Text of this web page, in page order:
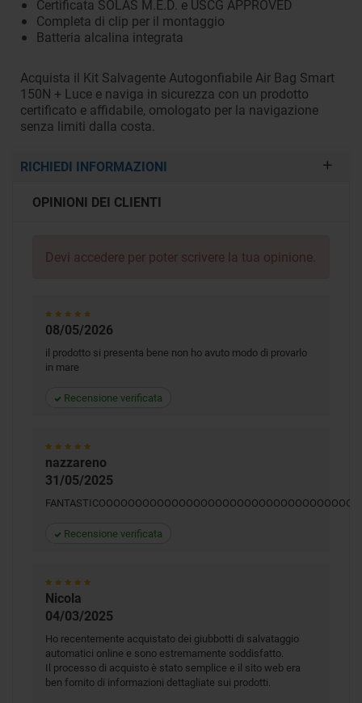
Certificata SOLAS M.E.D. e USCG APPROVED
Completa di clip per il montaggio
Batteria alcalina integrata
Acquista il Kit Salvagente Autogonfiabile Air Bag Smart
150N + Luce e naviga in sicurezza con un prodotto
certificato e affidabile, omologato per la navigazione
senza limiti dalla costa.
RICHIEDI INFORMAZIONI
OPINIONI DEI CLIENTI
Devi accedere per poter scrivere la tua opinione.
08/05/2026
il prodotto si presenta bene non ho avuto modo di provarlo
in mare
Recensione verificata
nazzareno
31/05/2025
Recensione verificata
Nicola
04/03/2025
Ho recentemente acquistato dei giubbotti di salvataggio
automatici online e sono estremamente soddisfatto.
Il processo di acquisto è stato semplice e il sito web era
ben fornito di informazioni dettagliate sui prodotti.